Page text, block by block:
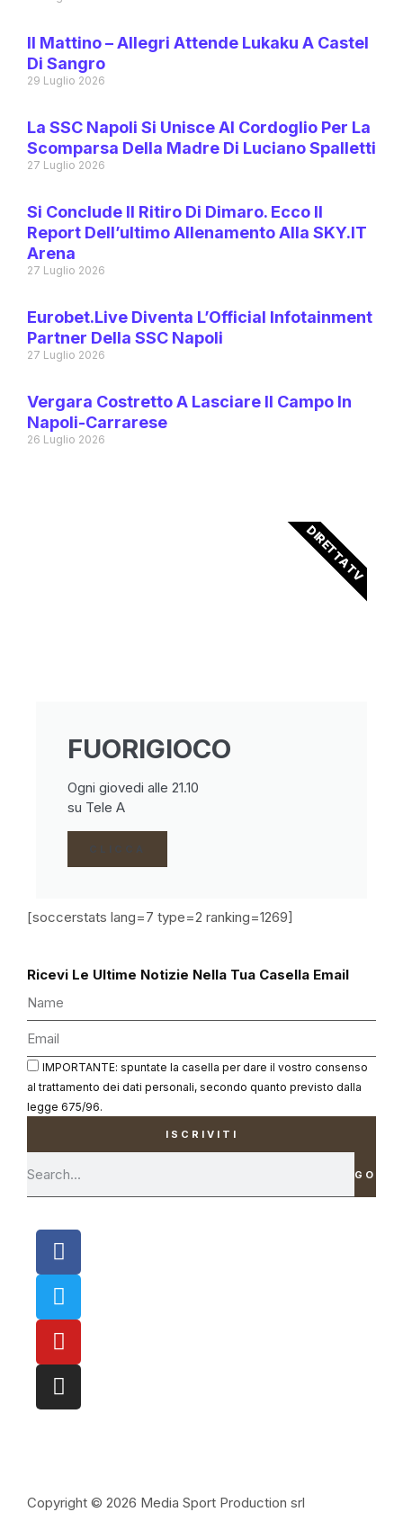
Il Mattino – Allegri Attende Lukaku A Castel
Di Sangro
29 Luglio 2026
La SSC Napoli Si Unisce Al Cordoglio Per La
Scomparsa Della Madre Di Luciano Spalletti
27 Luglio 2026
Si Conclude Il Ritiro Di Dimaro. Ecco Il
Report Dell’ultimo Allenamento Alla SKY.IT
Arena
27 Luglio 2026
Eurobet.live Diventa L’Official Infotainment
Partner Della SSC Napoli
27 Luglio 2026
Vergara Costretto A Lasciare Il Campo In
Napoli-Carrarese
26 Luglio 2026
FUORIGIOCO
Ogni giovedi alle 21.10
su Tele A
CLICCA
DIRETTA TV
[soccerstats lang=7 type=2 ranking=1269]
Ricevi Le Ultime Notizie Nella Tua Casella Email
IMPORTANTE: spuntate la casella per dare il vostro consenso
al trattamento dei dati personali, secondo quanto previsto dalla
legge 675/96.
ISCRIVITI
GO
Copyright © 2026 Media Sport Production srl